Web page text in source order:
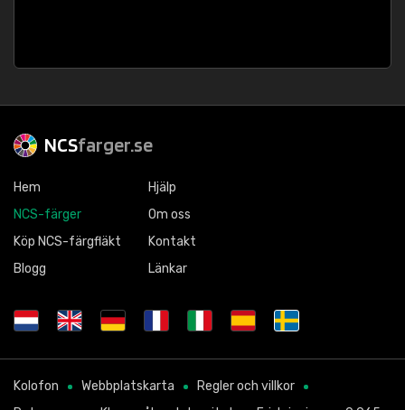
NCSfarger.se
Hem
NCS-färger
Köp NCS-färgfläkt
Blogg
Hjälp
Om oss
Kontakt
Länkar
Kolofon Webbplatskarta
Regler och villkor